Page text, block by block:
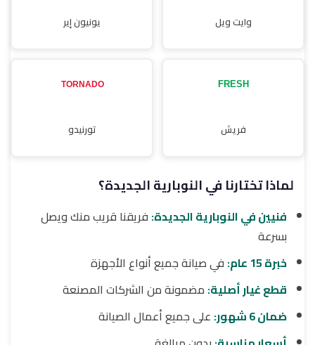
وايت ويل يونيون إير
فريش تورنيدو
لماذا تختارنا في النوبارية الجديدة؟
فنيين في النوبارية الجديدة: فريقنا قريب منك ويصل
بسرعة
خبرة 15 عام:
في صيانة جميع أنواع الأجهزة
قطع غيار أصلية: مضمونة من الشركات المصنعة
ضمان 6 شهور:
على جميع أعمال الصيانة